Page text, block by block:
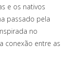
e os nativos
passado pela
no
conexão entre as